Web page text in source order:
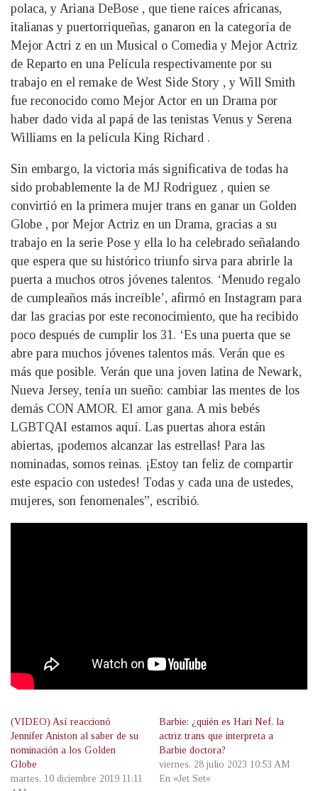
polaca, y Ariana DeBose , que tiene raíces africanas,
italianas y puertorriqueñas, ganaron en la categoría de
Mejor Actri z en un Musical o Comedia y Mejor Actriz
de Reparto en una Película respectivamente por su
trabajo en el remake de West Side Story , y Will Smith
fue reconocido como Mejor Actor en un Drama por
haber dado vida al papá de las tenistas Venus y Serena
Williams en la película King Richard .
Sin embargo, la victoria más significativa de todas ha
sido probablemente la de MJ Rodriguez , quien se
convirtió en la primera mujer trans en ganar un Golden
Globe , por Mejor Actriz en un Drama, gracias a su
trabajo en la serie Pose y ella lo ha celebrado señalando
que espera que su histórico triunfo sirva para abrirle la
puerta a muchos otros jóvenes talentos. ‘Menudo regalo
de cumpleaños más increíble’, afirmó en Instagram para
dar las gracias por este reconocimiento, que ha recibido
poco después de cumplir los 31. ‘Es una puerta que se
abre para muchos jóvenes talentos más. Verán que es
más que posible. Verán que una joven latina de Newark,
Nueva Jersey, tenía un sueño: cambiar las mentes de los
demás CON AMOR. El amor gana. A mis bebés
LGBTQAI estamos aquí. Las puertas ahora están
abiertas, ¡podemos alcanzar las estrellas! Para las
nominadas, somos reinas. ¡Estoy tan feliz de compartir
este espacio con ustedes! Todas y cada una de ustedes,
mujeres, son fenomenales”, escribió.
(VIDEO) Así reaccionó
Jennifer Aniston al saber de su
nominación a los Golden
Globe
martes, 10 diciembre 2019 11:11
Barbie: ¿quién es Hari Nef, la
actriz trans que interpreta a
Barbie doctora?
viernes, 28 julio 2023 10:53 AM
En «Jet Set»